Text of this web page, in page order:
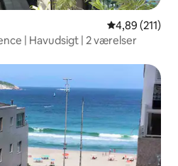
4,89 ud af 5 i
4,89 (211)
| Havudsigt | 2 værelser